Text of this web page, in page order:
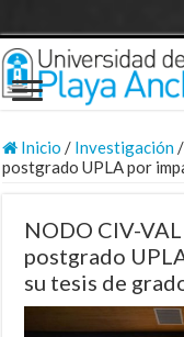
Inicio / Investigación/
postgrado UPLA por
NODO CIV-
postgrado
su tesis de